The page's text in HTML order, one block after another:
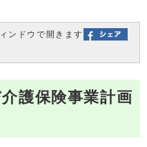
ンドウで開きます
護保険事業計画